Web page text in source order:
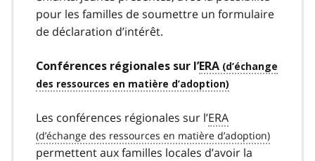
pour les familles de soumettre un formulaire
de déclaration d’intérêt.
Conférences régionales sur l’ERA
Les conférences régionales sur l’ERA
permettent aux familles locales d’avoir la